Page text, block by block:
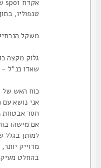
טנפוליו, בתוך נרתיק
משקל הנרתיקים - 109 ו 103 גרם
גלוק מקצה כוונת
שאדו כנ״ל - 15 ס״מ
כוח האש של שני
חסר אבטחת
אם מישהו בוחר
למותן בגלל
מדוייק יותר,
בהחלט מעיק